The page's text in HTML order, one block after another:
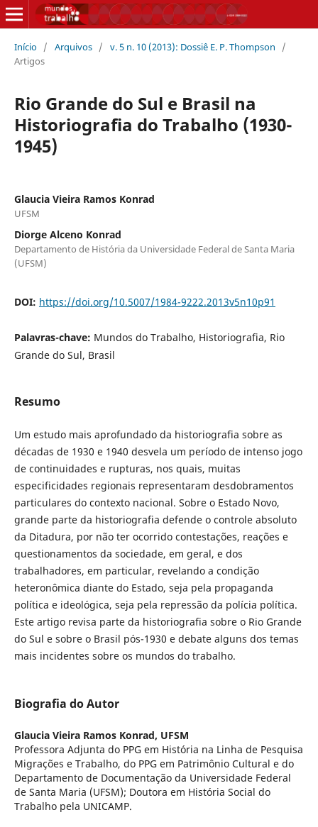
Início / Arquivos / v. 5 n. 10 (2013): Dossiê E. P. Thompson
/
Artigos
Rio Grande do Sul e Brasil na
Historiografia do Trabalho (1930-
1945)
Glaucia Vieira Ramos Konrad
UFSM
Diorge Alceno Konrad
Departamento de História da Universidade Federal de Santa Maria
(UFSM)
DOI: https://doi.org/10.5007/1984-9222.2013v5n10p91
Palavras-chave: Mundos do Trabalho, Historiografia, Rio
Grande do Sul, Brasil
Resumo
Um estudo mais aprofundado da historiografia sobre as
décadas de 1930 e 1940 desvela um período de intenso jogo
de continuidades e rupturas, nos quais, muitas
especificidades regionais representaram desdobramentos
particulares do contexto nacional. Sobre o Estado Novo,
grande parte da historiografia defende o controle absoluto
da Ditadura, por não ter ocorrido contestações, reações e
questionamentos da sociedade, em geral, e dos
trabalhadores, em particular, revelando a condição
heteronômica diante do Estado, seja pela propaganda
política e ideológica, seja pela repressão da polícia política.
Este artigo revisa parte da historiografia sobre o Rio Grande
do Sul e sobre o Brasil pós-1930 e debate alguns dos temas
mais incidentes sobre os mundos do trabalho.
Biografia do Autor
Glaucia Vieira Ramos Konrad, UFSM
Professora Adjunta do PPG em História na Linha de Pesquisa
Migrações e Trabalho, do PPG em Patrimônio Cultural e do
Departamento de Documentação da Universidade Federal
de Santa Maria (UFSM); Doutora em História Social do
Trabalho pela UNICAMP.